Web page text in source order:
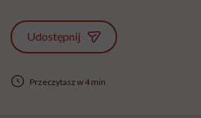
Udostępnij
Przeczytasz w 4 min